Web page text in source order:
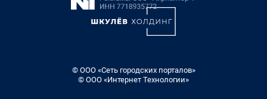
© ООО «Сеть городских порталов»
© ООО «Интернет Технологии»